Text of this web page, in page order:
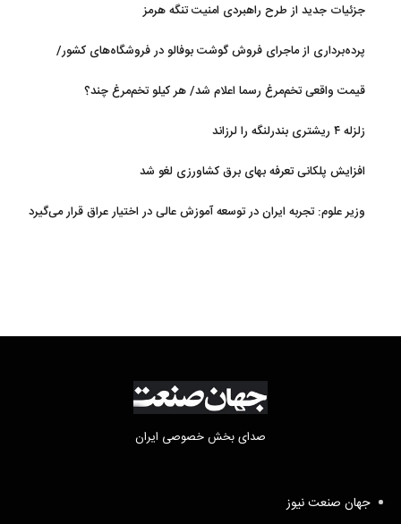
جزئیات جدید از طرح راهبردی امنیت تنگه هرمز
پرده‌برداری از ماجرای فروش گوشت بوفالو در فروشگاه‌های کشور/
قیمت واقعی تخم‌مرغ رسما اعلام شد/ هر کیلو تخم‌مرغ چند؟
زلزله ۴ ریشتری بندرلنگه را لرزاند
افزایش پلکانی تعرفه بهای برق کشاورزی لغو شد
وزیر علوم: تجربه ایران در توسعه آموزش عالی در اختیار عراق قرار می‌گیرد
صدای بخش خصوصی ایران
جهان صنعت نیوز